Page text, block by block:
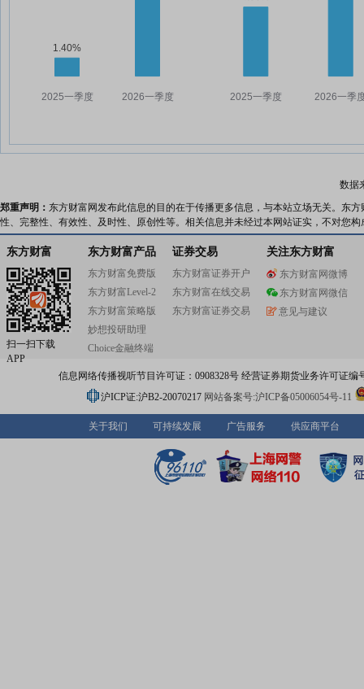
数据
郑重声明： 东方财富网发布此信息的目的在于传播更多信息，与本站立场无关。东
性、完整性、有效性、及时性、原创性等。相关信息并未经过本网站证实，不对您
东方财富
扫一扫下载
APP
东方财富产品
东方财富免费版
东方财富Level-2
东方财富策略版
妙想投研助理
Choice金融终端
证券交易
东方财富证券开户
东方财富在线交易
东方财富证券交易
关注东方财富
东方财富网微博
东方财富网微信
意见与建议
信息网络传播视听节目许可证：0908328号 经营证券期货业务许可证编
沪ICP证:沪B2-20070217 网站备案号:沪ICP备05006054号-11
关于我们 可持续发展 广告服务 供应商平台